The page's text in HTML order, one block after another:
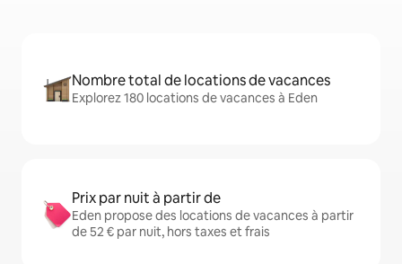
Nombre total de locations de vacances
Explorez 180 locations de vacances à Eden
Prix par nuit à partir de
Eden propose des locations de vacances à partir
de 52 € par nuit, hors taxes et frais